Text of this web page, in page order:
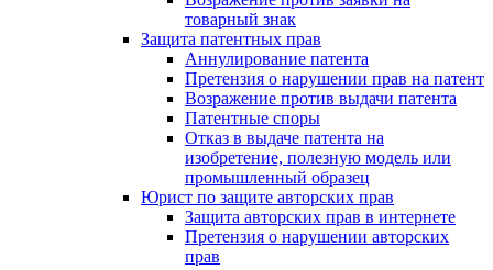
товарный знак
Защита патентных прав
Аннулирование патента
Претензия о нарушении прав на патент
Возражение против выдачи патента
Патентные споры
Отказ в выдаче патента на
изобретение, полезную модель или
промышленный образец
Юрист по защите авторских прав
Защита авторских прав в интернете
Претензия о нарушении авторских
прав